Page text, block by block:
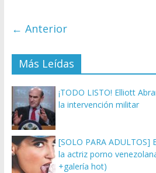
← Anterior
Más Leídas
¡TODO LISTO! Elliott
la intervención militar
[SOLO PARA ADULTOS]
la actriz porno
+galería hot)